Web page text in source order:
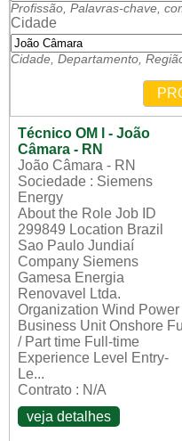
Profissão, Palavras-chave,
Cidade
Cidade, Departamento,
Técnico OM l - João
Câmara - RN
João Câmara - RN
Sociedade : Siemens
Energy
About the Role Job ID
299849 Location Brazil
Sao Paulo Jundiaí
Company Siemens
Gamesa Energia
Renovavel Ltda.
Organization Wind Power
Business Unit Onshore
/ Part time Full-time
Experience Level Entry-
Le...
Contrato : N/A
veja detalhes